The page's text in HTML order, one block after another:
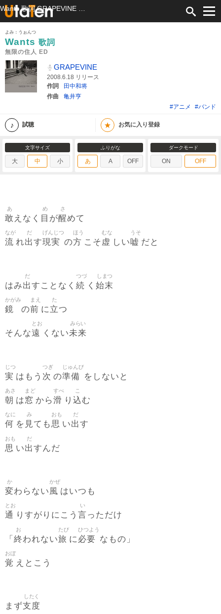
よみ：うぉんつ
Wants 歌詞
無限の住人 ED
GRAPEVINE
2008.6.18 リリース
作詞
田中和将
作曲
亀井亨
#アニメ
#バンド
試聴 ★ お気に入り登録
文字サイズ
大 中 小
ふりがな
あ A OFF
ダークモード
ON OFF
敢
あ
えなく 目
め
が醒
さ
めて
流
なが
れ出
だ
す現実
げんじつ
の方
ほう
こそ虚
むな
しい嘘
うそ
だと
はみ出
だ
すことなく 続
つづ
く 始末
しまつ
鏡
かがみ
の前
まえ
に立
た
つ
そんな遠
とお
くない未来
みらい
実
じつ
はもう 次
つぎ
の準備
じゅんび
をしないと
朝
あさ
は窓
まど
から滑
すべ
り 込
こ
む
何
なに
を 見
み
ても思
おも
い出
だ
す
思
おも
い出
だ
すんだ
変
か
わらない風
かぜ
はいつも
通
とお
りすがりにこう 言
い
っただけ
「 終
お
われない旅
たび
に必要
ひつよう
なもの」
覚
おぼ
えとこう
まず支度
したく